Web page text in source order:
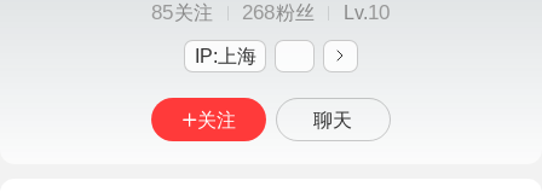
85关注 268粉丝 Lv.10
IP:上海
关注 聊天